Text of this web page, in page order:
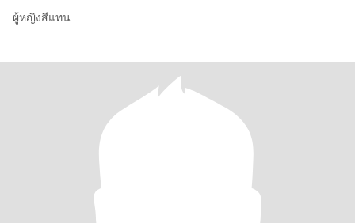
ผู้หญิงสีแทน